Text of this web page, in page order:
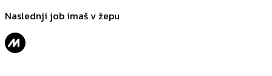
Naslednji job imaš v žepu